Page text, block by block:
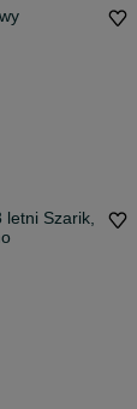
letni Szarik,